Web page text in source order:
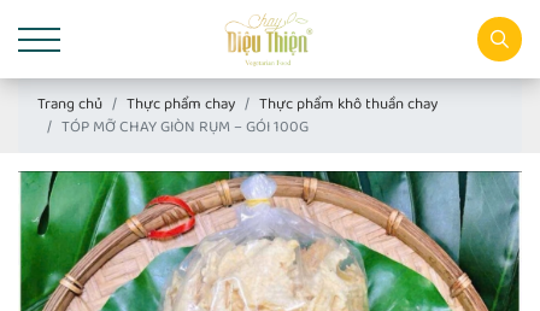
Trang chủ Thực phẩm chay
Thực phẩm khô thuần chay
TÓP MỠ CHAY GIÒN RỤM – GÓI 100G